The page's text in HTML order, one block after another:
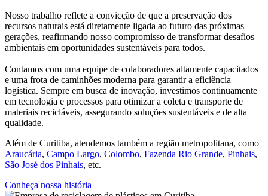
Nosso trabalho reflete a convicção de que a preservação dos
recursos naturais está diretamente ligada ao futuro das próximas
gerações, reafirmando nosso compromisso de transformar desafios
ambientais em oportunidades sustentáveis para todos.
Contamos com uma equipe de colaboradores altamente capacitados
e uma frota de caminhões moderna para garantir a eficiência
logística. Sempre em busca de inovação, investimos continuamente
em tecnologia e processos para otimizar a coleta e transporte de
materiais recicláveis, assegurando soluções sustentáveis e de alta
qualidade.
Além de Curitiba, atendemos também a região metropolitana, como
Araucária, Campo Largo, Colombo, Fazenda Rio Grande, Pinhais,
São José dos Pinhais, etc.
Conheça nossa história